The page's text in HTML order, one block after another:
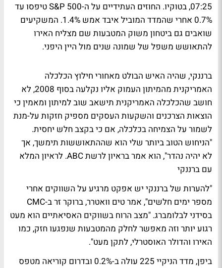
07:25, בטוקיו. החוזים העתידיים על ה-S&P 500 טיפסו עד
0.7% אחרי שהמדד המוביל איבד אמש 1.4%. המשקיעים
שואבים גם ביטחון משוק המטבעות שם מצליח האירו
להתאושש משפל של שמונה שנים מול היין היפני.
ברננקי, שהיה האיש הבולט מאחורי חילוץ הכלכלה
האמריקנית מהמיתון העמוק אליו נקלעה בסוף 2008, לא
חושב שהכלכלה האמריקנית תישאב שוב למיתון ומאמין כי
הוצאות הצרכנים והשקעות העסקים מספיק חזקות על-מנת
לשמור על הצמיחה בכלכלה, אם כי בקצב חלש יחסית.
"הניחוש הטוב ביותר שלי הוא שההתאוששות תימשך, אך
לא יהיה נהדר", הוא אמר בראיון לרשת ABC.
לראיון המלא
עם ברננקי
"להערות של ברננקי יש אפקט מרגיע על השווקים אחרי
מספר ימים חלשים", אמר טים וואטרר, ברוקר זר ב-CMC
בסידני לבלומברג. "מצב הרוח בשווקים האסיאתיים הוא מעט
רגוע יותר וזה מאפשר לחלק מהמטבעות שנפגעו חזק, כמו
האירו והדולר האוסטרלי, לתקן מעט".
ביפן, מדד הניקיי 225 עולה ב-0.2% ובדרום קוריאה מטפס